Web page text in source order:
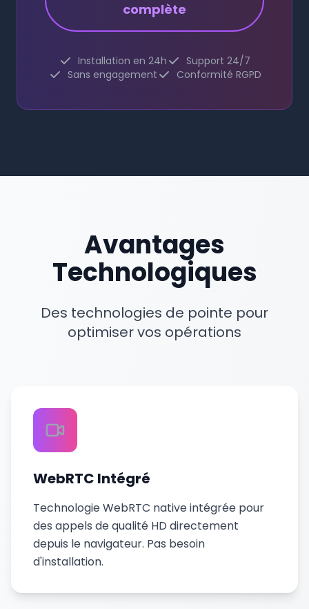
complète
Installation en 24h
Support 24/7
Sans engagement
Conformité RGPD
Avantages
Technologiques
Des technologies de pointe pour
optimiser vos opérations
WebRTC Intégré
Technologie WebRTC native intégrée pour
des appels de qualité HD directement
depuis le navigateur. Pas besoin
d'installation.